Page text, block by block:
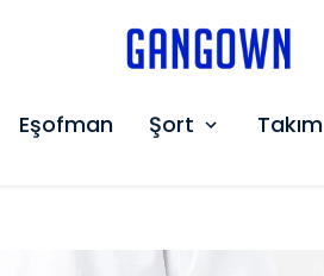
Eşofman Şort Takım